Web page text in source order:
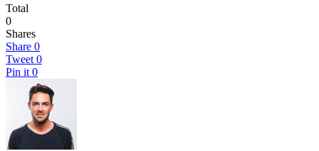
Total
0
Shares
Share 0
Tweet 0
Pin it 0